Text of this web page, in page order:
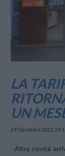
LA
UN
29 Dicembre 2021
Altra novità